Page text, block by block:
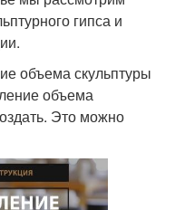
гипса и
объема скульптуры
объема
Это можно